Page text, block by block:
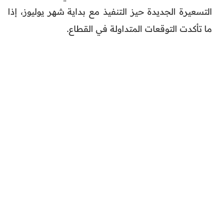
التسعيرة الجديدة حيز التنفيذ مع بداية شهر يوليوز، إذا
ما تأكدت التوقعات المتداولة في القطاع.